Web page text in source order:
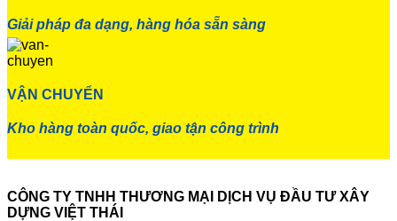
Giải pháp đa dạng, hàng hóa sẵn sàng
VẬN CHUYỂN
Kho hàng toàn quốc, giao tận công trình
CÔNG TY TNHH THƯƠNG MẠI DỊCH VỤ ĐẦU TƯ XÂY
DỰNG VIỆT THÁI